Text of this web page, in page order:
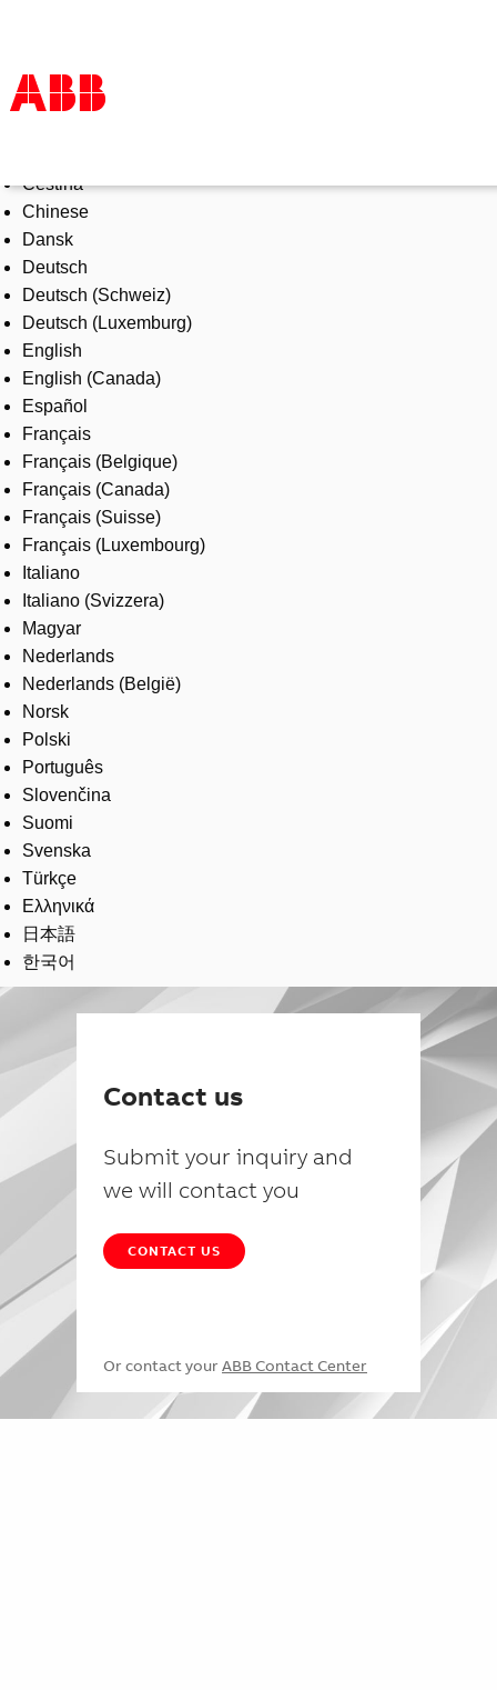
Products & Solutions
Industries
Services
About us
Where to buy
Contact us
Careers
Čeština
Chinese
Dansk
Deutsch
Deutsch (Schweiz)
Deutsch (Luxemburg)
English
English (Canada)
Español
Français
Français (Belgique)
Français (Canada)
Français (Suisse)
Français (Luxembourg)
Italiano
Italiano (Svizzera)
Magyar
Nederlands
Nederlands (België)
Norsk
Polski
Português
Slovenčina
Suomi
Svenska
Türkçe
Ελληνικά
日本語
한국어
Contact us
Submit your inquiry and
we will contact you
CONTACT US
Or contact your ABB Contact Center